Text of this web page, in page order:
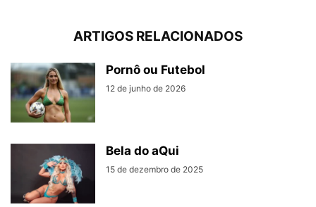
ARTIGOS RELACIONADOS
Pornô ou Futebol
12 de junho de 2026
Bela do aQui
15 de dezembro de 2025